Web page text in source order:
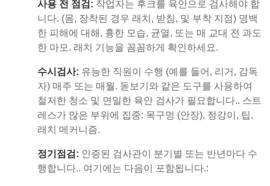
사용 전 점검: 작업자는 후크를 육안으로 검사해야 합
니다. (몸, 장착된 경우 래치, 받침, 및 부착 지점) 명백
한 피해에 대해, 흉한 모습, 균열, 또는 매 교대 전 과도
한 마모. 래치 기능을 꼼꼼하게 확인하세요.
수시검사: 유능한 직원이 수행 (예를 들어, 리거, 감독
자) 매주 또는 매월. 돋보기와 같은 도구를 사용하여
철저한 청소 및 면밀한 육안 검사가 필요합니다.. 스트
레스가 많은 부위에 집중: 목구멍 (안장), 정강이, 팁,
래치 메커니즘.
정기점검: 인증된 검사관이 분기별 또는 반년마다 수
행합니다.. 여기에는 다음이 포함됩니다.: